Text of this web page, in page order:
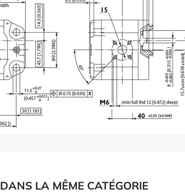
DANS LA MÊME CATÉGORIE